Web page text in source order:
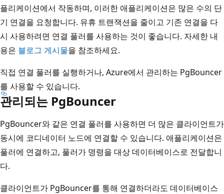
플리케이션에서 작동하며, 이러한 애플리케이션은 많은 수의 단
기 연결을 요청합니다. 유휴 트랜잭션을 줄이고 기존 연결을 다
시 사용하려면 연결 풀러를 사용하는 것이 좋습니다. 자세한 내
용은 블로그 게시물을 참조하세요.
직접 연결 풀러를 실행하거나, Azure에서 관리하는 PgBouncer
를 사용할 수 있습니다.
관리되는 PgBouncer
PgBouncer와 같은 연결 풀러를 사용하면 더 많은 클라이언트가
동시에 코디네이터 노드에 연결할 수 있습니다. 애플리케이션은
풀러에 연결하고, 풀러가 명령을 대상 데이터베이스로 전달합니
다.
클라이언트가 PgBouncer를 통해 연결하더라도 데이터베이스